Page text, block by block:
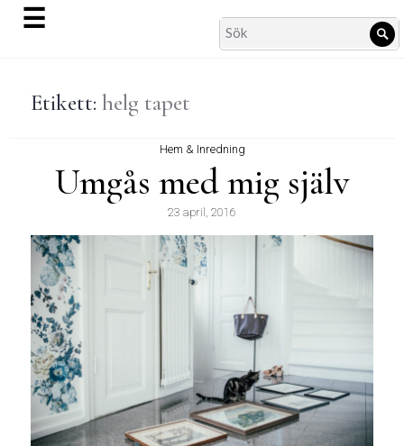
☰
Search
for:
Etikett: helg tapet
Hem & Inredning
Umgås med mig själv
23 april, 2016